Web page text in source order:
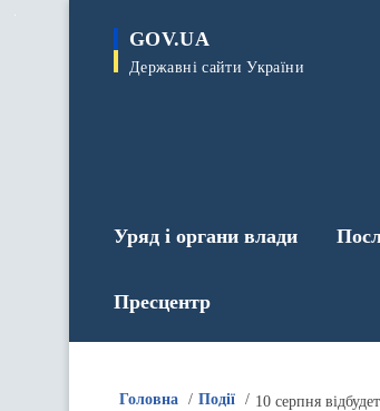
GOV.UA
Державні сайти України
Уряд і органи влади
Пресцентр
Головна Події 10 серпня